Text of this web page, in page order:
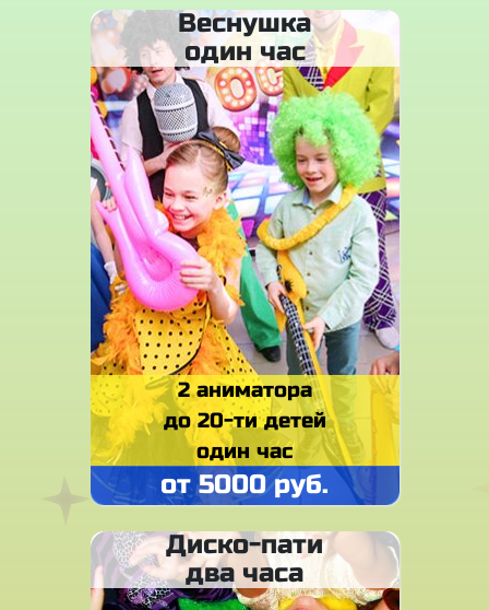
Веснушка
один час
2 аниматора
до 20-ти детей
один час
от 5000 руб.
Диско-пати
два часа